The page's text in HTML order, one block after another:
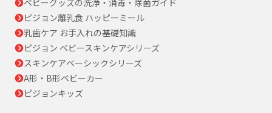
ピジョン離乳食 ハッピーミール
乳歯ケア お手入れの基礎知識
ピジョン ベビースキンケアシリーズ
スキンケアベーシックシリーズ
A形・B形ベビーカー
ピジョンキッズ